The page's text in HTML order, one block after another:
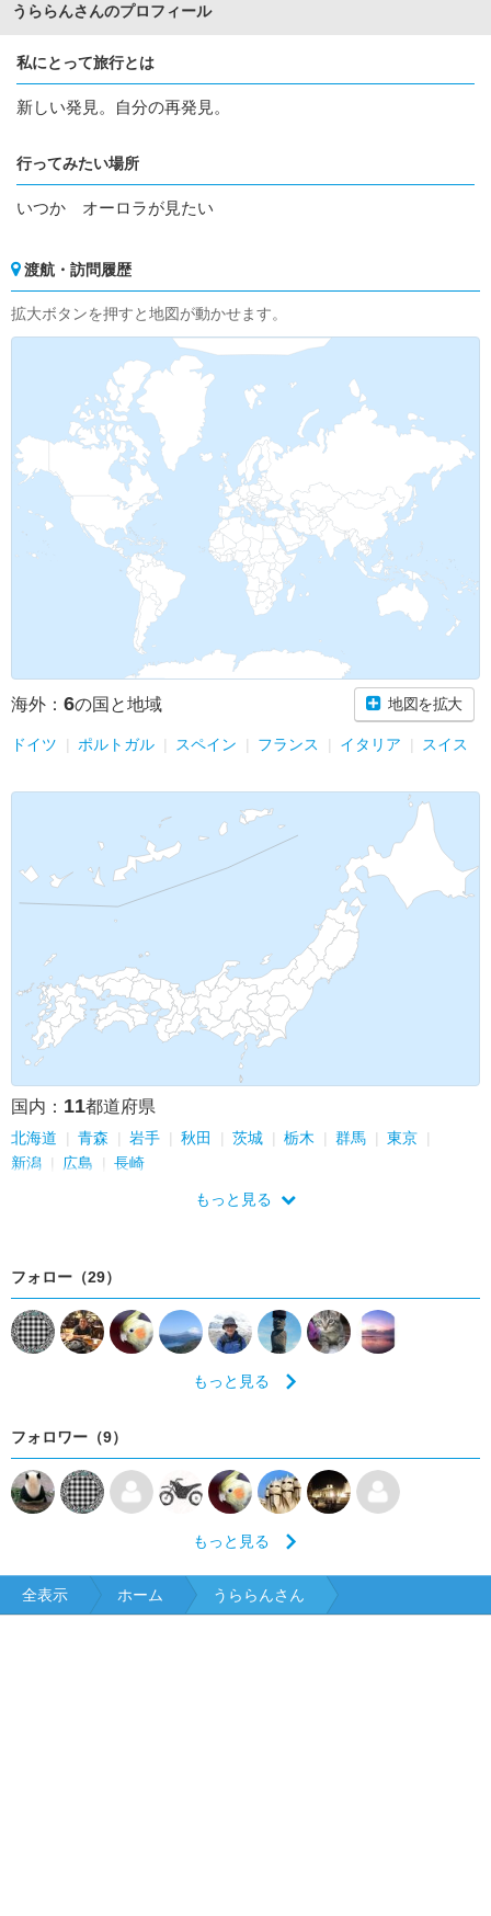
うららんさんのプロフィール
私にとって旅行とは
新しい発見。自分の再発見。
行ってみたい場所
いつか オーロラが見たい
渡航・訪問履歴
拡大ボタンを押すと地図が動かせます。
海外： 6の国と地域 地図を拡大
ドイツ ポルトガル スペイン フランス イタリア スイス
国内： 11都道府県
北海道 青森 岩手 秋田 茨城 栃木 群馬
東京
新潟
広島 長崎
もっと見る
フォロー（29）
もっと見る
フォロワー（9）
もっと見る
全表示 ホーム うららんさん